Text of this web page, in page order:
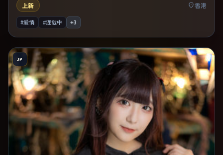
上新
香港
#爱情 #连载中 +3
JP